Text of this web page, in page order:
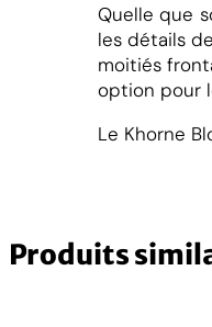
Quelle que
les détails
moitiés
option pour
Le Khorne
Produits